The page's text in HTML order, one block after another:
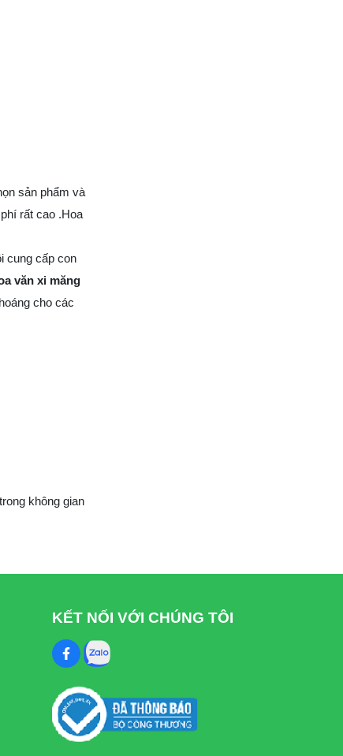
sản phẩm và
rất cao .Hoa
cung cấp con
văn xi măng
cho các
không gian
KẾT NỐI VỚI CHÚNG TÔI